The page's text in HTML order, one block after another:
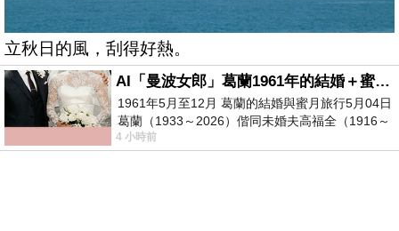
立秋日的風，刮得好熱。
AI「曼波女郎」葛蘭1961年的結婚＋蜜月旅行 #戀上老電影 #葛蘭 #粟子
1961年5月至12月 葛蘭的結婚與蜜月旅行5月04日
葛蘭（1933～2026）偕同未婚夫高福全（1916～
2004）乘郵輪赴倫敦6月15日於英國倫敦St.S
4 小時前